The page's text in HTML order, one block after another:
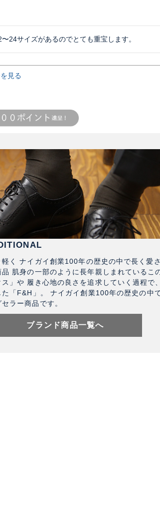
24サイズがあるのでとても重宝します。
見る
く ナイガイ創業100年の歴史の中で長く愛
肌身の一部のように長年親しまれているこ
」や 履き心地の良さを追求していく過程で
「F&H」。 ナイガイ創業100年の歴史の中
ラー商品です。
ブランド商品一覧へ